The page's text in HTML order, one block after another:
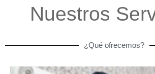
Nuestros
¿Qué ofrecemos?